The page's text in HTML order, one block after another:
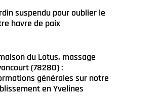
suspendu pour oublier le
havre de paix
du Lotus, massage
(78280) :
générales sur notre
en Yvelines